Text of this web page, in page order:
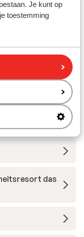
Je kunt op
toestemming
das